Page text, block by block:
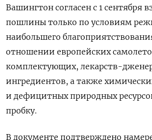
Вашингтон согласен с 1 сентября
пошлины только по условиям
наибольшего
отношении европейских
комплектующих, лекарств-
ингредиентов, а также
и дефицитных природных
пробку.
В документе подтверждено